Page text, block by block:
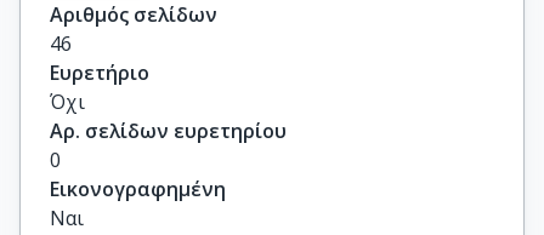
Αριθμός σελίδων
46
Ευρετήριο
Όχι
Αρ. σελίδων ευρετηρίου
0
Εικονογραφημένη
Ναι